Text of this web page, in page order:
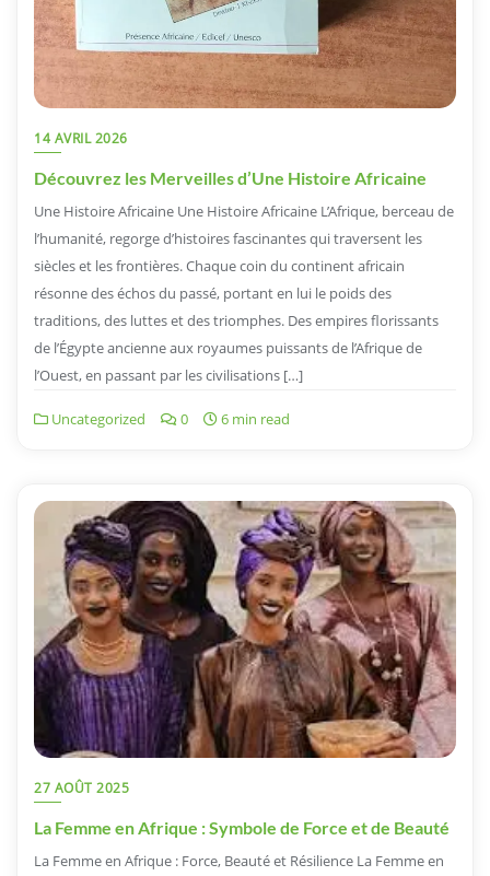
14 AVRIL 2026
Découvrez les Merveilles d’Une Histoire Africaine
Une Histoire Africaine Une Histoire Africaine L’Afrique, berceau de
l’humanité, regorge d’histoires fascinantes qui traversent les
siècles et les frontières. Chaque coin du continent africain
résonne des échos du passé, portant en lui le poids des
traditions, des luttes et des triomphes. Des empires florissants
de l’Égypte ancienne aux royaumes puissants de l’Afrique de
l’Ouest, en passant par les civilisations […]
Uncategorized 0 6 min read
27 AOÛT 2025
La Femme en Afrique : Symbole de Force et de Beauté
La Femme en Afrique : Force, Beauté et Résilience La Femme en